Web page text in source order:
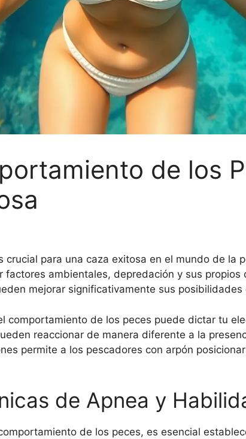
de los
para una caza exitosa en el mundo de la
ambientales, depredación y sus propios
mejorar significativamente sus
comportamiento de los peces puede dictar tu
reaccionar de manera diferente a la
permite a los pescadores con arpón
de Apnea y
de los peces, es esencial